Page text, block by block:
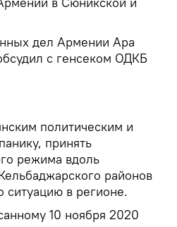
дел Армении Ара
с генсеком ОДКБ
политическим и
принять
режима вдоль
районов
ситуацию в регионе.
10 ноября 2020